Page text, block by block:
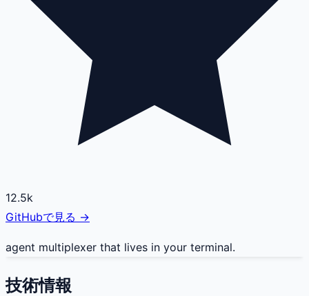
12.5k
GitHubで見る →
agent multiplexer that lives in your terminal.
技術情報